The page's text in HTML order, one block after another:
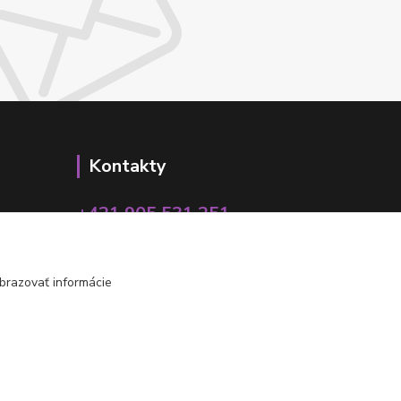
Kontakty
+421 905 531 251
informácie